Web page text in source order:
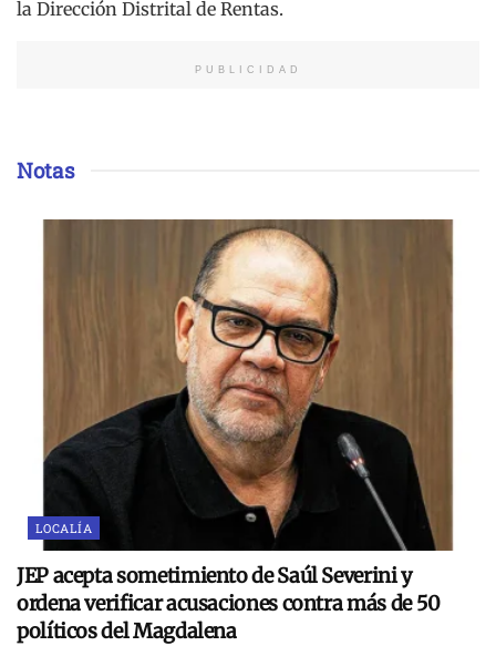
la Dirección Distrital de Rentas.
PUBLICIDAD
Notas
LOCALÍA
JEP acepta sometimiento de Saúl Severini y
ordena verificar acusaciones contra más de 50
políticos del Magdalena